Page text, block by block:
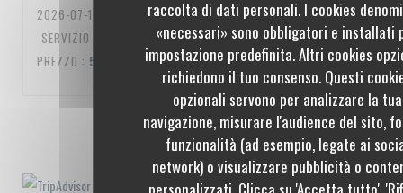
raccolta di dati personali. I cookies
«necessari» sono obbligatori e installati
impostazione predefinita. Altri cookies
richiedono il tuo consenso. Questi
opzionali servono per analizzare la tua
navigazione, misurare l'audience del sito,
funzionalità (ad esempio, legate ai
network) o visualizzare pubblicità o
2026-07-10
- 20:00 - OSPITI 3
SERVIZIO
ATMOSFERA: 5/5 CUCINA: 5/5 QUALITÀ /
PREZZO : 5
1 2 3